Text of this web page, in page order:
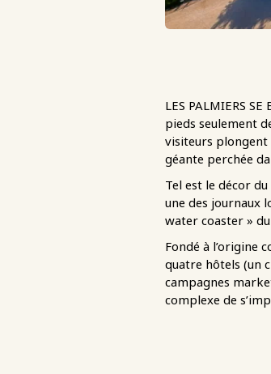
LES PALMIERS
pieds seulement
visiteurs plongent
géante perchée
Tel est le décor
une des journaux
water coaster »
Fondé à l’origine
quatre hôtels (un
campagnes
complexe de